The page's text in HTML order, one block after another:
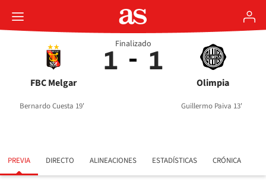
FBC Melgar
1
Bernardo Cuesta 19'
Olimpia
1
Guillermo Paiva 13'
Finalizado
PREVIA DIRECTO ALINEACIONES ESTADÍSTICAS CRÓNICA